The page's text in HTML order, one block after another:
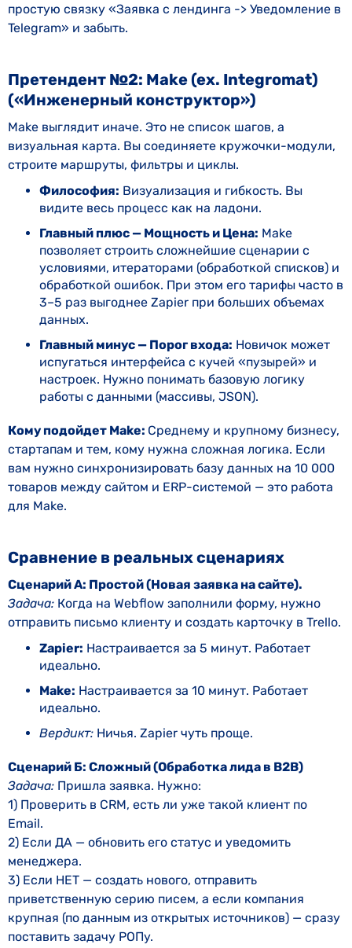
простую связку «Заявка с лендинга -> Уведомление в
Telegram» и забыть.
Претендент №2: Make (ex. Integromat)
(«Инженерный конструктор»)
Make выглядит иначе. Это не список шагов, а
визуальная карта. Вы соединяете кружочки-модули,
строите маршруты, фильтры и циклы.
Философия: Визуализация и гибкость. Вы
видите весь процесс как на ладони.
Главный плюс — Мощность и Цена: Make
позволяет строить сложнейшие сценарии с
условиями, итераторами (обработкой списков) и
обработкой ошибок. При этом его тарифы часто в
3–5 раз выгоднее Zapier при больших объемах
данных.
Главный минус — Порог входа: Новичок может
испугаться интерфейса с кучей «пузырей» и
настроек. Нужно понимать базовую логику
работы с данными (массивы, JSON).
Кому подойдет Make: Среднему и крупному бизнесу,
стартапам и тем, кому нужна сложная логика. Если
вам нужно синхронизировать базу данных на 10 000
товаров между сайтом и ERP-системой — это работа
для Make.
Сравнение в реальных сценариях
Сценарий А: Простой (Новая заявка на сайте).
Задача: Когда на Webflow заполнили форму, нужно
отправить письмо клиенту и создать карточку в Trello.
Zapier: Настраивается за 5 минут. Работает
идеально.
Make: Настраивается за 10 минут. Работает
идеально.
Вердикт: Ничья. Zapier чуть проще.
Сценарий Б: Сложный (Обработка лида в B2B)
Задача: Пришла заявка. Нужно:
1) Проверить в CRM, есть ли уже такой клиент по
Email.
2) Если ДА — обновить его статус и уведомить
менеджера.
3) Если НЕТ — создать нового, отправить
приветственную серию писем, а если компания
крупная (по данным из открытых источников) — сразу
поставить задачу РОПу.